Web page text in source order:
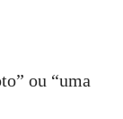
ou “uma